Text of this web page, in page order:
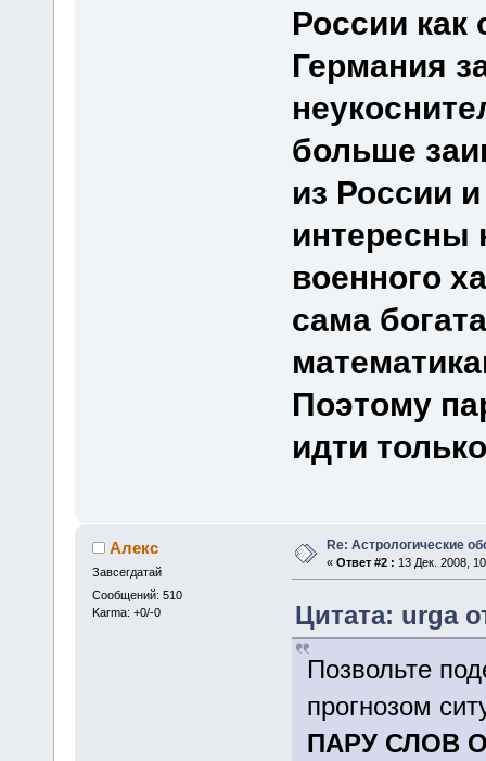
России как
Германия
больше
из России
интересны
военного
сама
Поэтому
идти
Алекс
Завсегдатай
Сообщений: 510
Karma: +0/-0
Re: Астрологические
« Ответ #2 : 13 Дек. 2008,
Цитата: urga
Позвольте
прогнозом
ПАРУ СЛОВ